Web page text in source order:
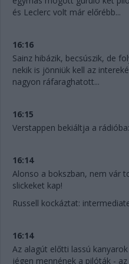
és Leclerc volt már előrébb...
16:16
Sainz hibázik, becsúszik, de
nekik is jönniük kell az
nagyon ráfaraghatott...
16:15
Verstappen bekiáltja a
16:14
Alonso a bokszban, nem vár
slickeket kap!
Russell kockáztat:
16:14
Az alagút előtti lassú
jégen mennének a pilóták -